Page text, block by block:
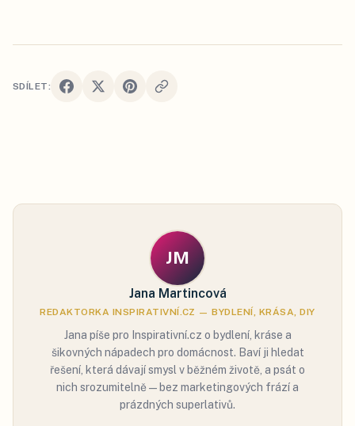
SDÍLET:
JM
Jana Martincová
REDAKTORKA INSPIRATIVNÍ.CZ — BYDLENÍ, KRÁSA, DIY
Jana píše pro Inspirativní.cz o bydlení, kráse a
šikovných nápadech pro domácnost. Baví ji hledat
řešení, která dávají smysl v běžném životě, a psát o
nich srozumitelně — bez marketingových frází a
prázdných superlativů.